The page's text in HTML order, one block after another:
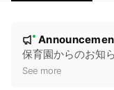
New
保育園からのお知
See more